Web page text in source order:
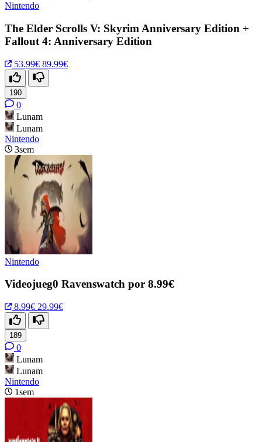
Nintendo
The Elder Scrolls V: Skyrim Anniversary Edition +
Fallout 4: Anniversary Edition
53.99€ 89.99€
190
0
Lunam
Lunam
Nintendo
3sem
Nintendo
Videojueg0 Ravenswatch por 8.99€
8.99€ 29.99€
189
0
Lunam
Lunam
Nintendo
1sem